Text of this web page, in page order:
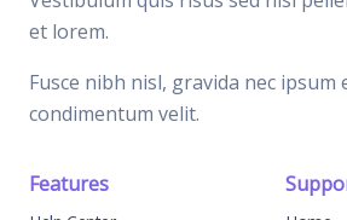
et lorem.
Fusce nibh nisl, gravida nec ipsum
condimentum velit.
Features